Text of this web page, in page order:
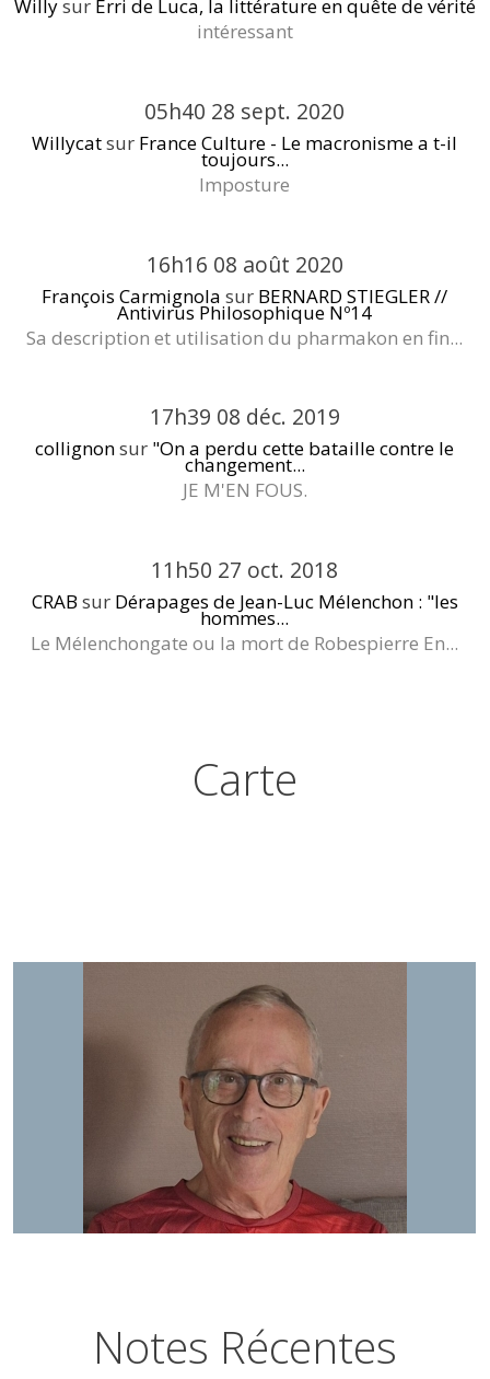
Willysur Erri de Luca, la littérature en quête de vérité
intéressant
05h40 28 sept. 2020
Willycatsur France Culture - Le macronisme a t-il
toujours...
Imposture
16h16 08 août 2020
François Carmignola sur BERNARD STIEGLER //
Antivirus Philosophique Nº14
Sa description et utilisation du pharmakon en fin...
17h39 08 déc. 2019
collignonsur "On a perdu cette bataille contre le
changement...
JE M'EN FOUS.
11h50 27 oct. 2018
CRAB sur Dérapages de Jean-Luc Mélenchon : "les
hommes...
Le Mélenchongate ou la mort de Robespierre En...
Carte
Notes Récentes